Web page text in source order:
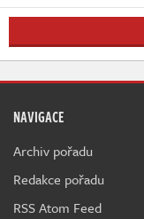
NAVIGACE
Archiv pořadu
Redakce pořadu
RSS Atom Feed